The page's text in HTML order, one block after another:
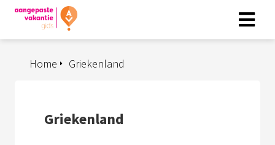
Griekenland
Home
Griekenland